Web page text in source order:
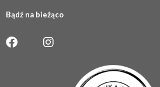
Bądź na bieżąco